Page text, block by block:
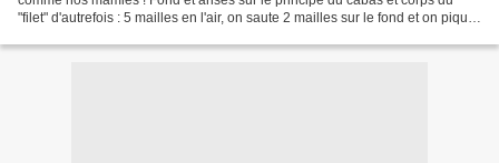
"filet" d'autrefois : 5 mailles en l'air, on saute 2 mailles sur le fond et on pique